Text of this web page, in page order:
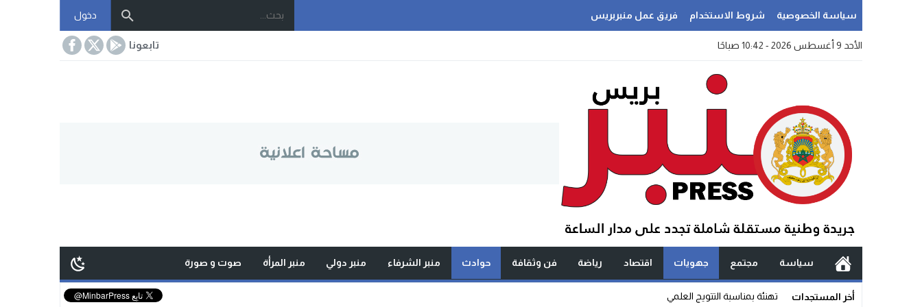
سياسة الخصوصية شروط الاستخدام فريق عمل منبربريس دخول
الأحد 9 أغسطس 2026 - 10:42 صباحًا تابعونا
سياسة مجتمع جهويات اقتصاد رياضة فن وثقافة حوادث منبر الشرفاء منبر دولي منبر المرأة صوت و صورة
أخر المستجدات س _